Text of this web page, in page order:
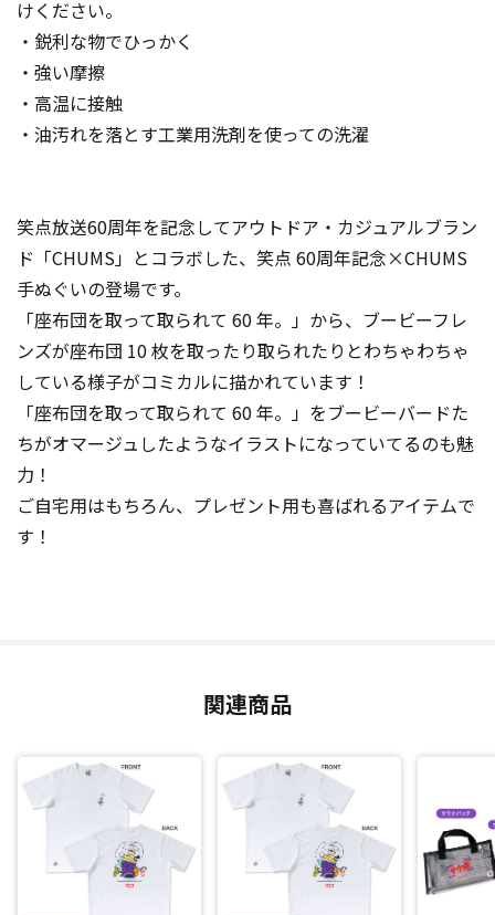
けください。
・鋭利な物でひっかく
・強い摩擦
・高温に接触
・油汚れを落とす工業用洗剤を使っての洗濯
笑点放送60周年を記念してアウトドア・カジュアルブラン
ド「CHUMS」とコラボした、笑点 60周年記念×CHUMS
手ぬぐいの登場です。
「座布団を取って取られて 60 年。」から、ブービーフレ
ンズが座布団 10 枚を取ったり取られたりとわちゃわちゃ
している様子がコミカルに描かれています！
「座布団を取って取られて 60 年。」をブービーバードた
ちがオマージュしたようなイラストになっていてるのも魅
力！
ご自宅用はもちろん、プレゼント用も喜ばれるアイテムで
す！
関連商品